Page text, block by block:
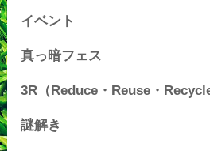
イベント
真っ暗フェス
3R（Reduce・Reuse・Recycle
謎解き